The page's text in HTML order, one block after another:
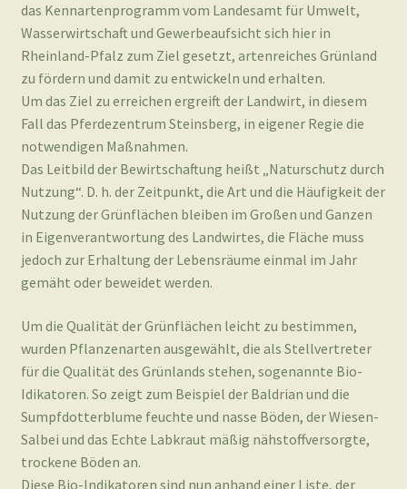
das Kennartenprogramm vom Landesamt für Umwelt,
Wasserwirtschaft und Gewerbeaufsicht sich hier in
Rheinland-Pfalz zum Ziel gesetzt, artenreiches Grünland
zu fördern und damit zu entwickeln und erhalten.
Um das Ziel zu erreichen ergreift der Landwirt, in diesem
Fall das Pferdezentrum Steinsberg, in eigener Regie die
notwendigen Maßnahmen.
Das Leitbild der Bewirtschaftung heißt „Naturschutz durch
Nutzung“. D. h. der Zeitpunkt, die Art und die Häufigkeit der
Nutzung der Grünflächen bleiben im Großen und Ganzen
in Eigenverantwortung des Landwirtes, die Fläche muss
jedoch zur Erhaltung der Lebensräume einmal im Jahr
gemäht oder beweidet werden.
Um die Qualität der Grünflächen leicht zu bestimmen,
wurden Pflanzenarten ausgewählt, die als Stellvertreter
für die Qualität des Grünlands stehen, sogenannte Bio-
Idikatoren. So zeigt zum Beispiel der Baldrian und die
Sumpfdotterblume feuchte und nasse Böden, der Wiesen-
Salbei und das Echte Labkraut mäßig nähstoffversorgte,
trockene Böden an.
Diese Bio-Indikatoren sind nun anhand einer Liste, der